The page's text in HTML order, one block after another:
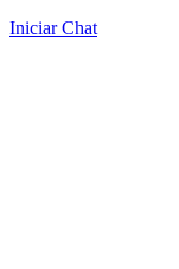
Iniciar Chat